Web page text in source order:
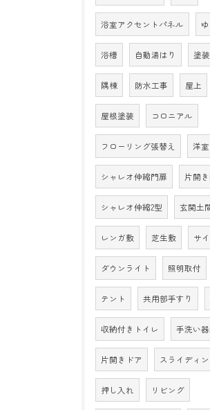
浴室アクセントパネル
浴槽 自動湯はり 塗
隅棟 防水工事 屋上
屋根塗装 コロニアル
フローリング張替え 洋室
シャレオ伸縮門扉 片開
シャレオ伸縮2型 玄関土
レンガ敷 芝生敷 サ
ダウンライト 照明取付
テント 共用部手すり
収納付きトイレ 手洗い
片開きドア スライディ
押し入れ リビング